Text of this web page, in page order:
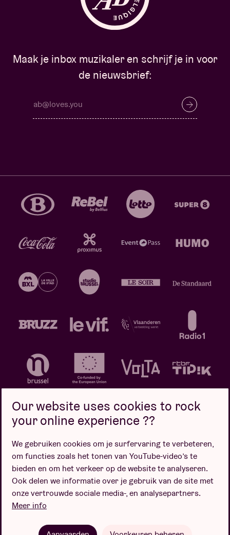
Maak je inbox muzikaler en schrijf je in voor
de nieuwsbrief:
Privacybeleid Cookiebeleid
Verkoopsvoorwaarden
Design door
Our website uses cookies to rock
your online experience ??
We gebruiken cookies om je surfervaring te verbeteren,
om functies zoals het tonen van YouTube-video’s te
bieden en om het verkeer op de website te analyseren.
Ook delen we informatie over je gebruik van de site met
onze vertrouwde sociale media-, en analysepartners.
Meer info